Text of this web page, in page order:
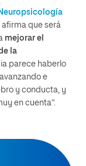
afirma que será
mejorar el
la
parece haberlo
e
y conducta, y
en cuenta”.